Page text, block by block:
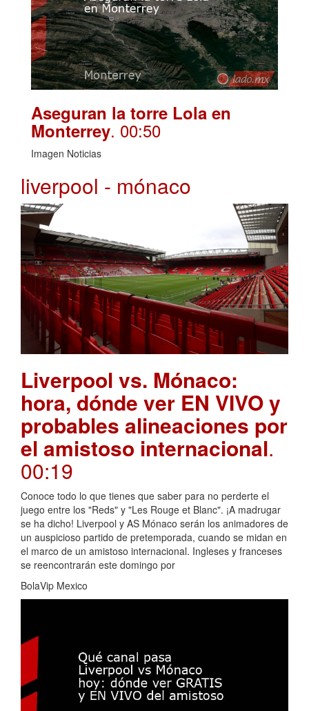
Aseguran la torre Lola en
Monterrey. 00:50
Imagen Noticias
liverpool - mónaco
Liverpool vs. Mónaco:
hora, dónde ver EN VIVO y
probables alineaciones por
el amistoso internacional.
00:19
Conoce todo lo que tienes que saber para no perderte el
juego entre los "Reds" y "Les Rouge et Blanc". ¡A madrugar
se ha dicho! Liverpool y AS Mónaco serán los animadores de
un auspicioso partido de pretemporada, cuando se midan en
el marco de un amistoso internacional. Ingleses y franceses
se reencontrarán este domingo por
BolaVip Mexico